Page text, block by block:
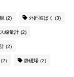
(2) 外部被ばく (3)
線量計 (2)
(2)
(2) 静磁場 (2)